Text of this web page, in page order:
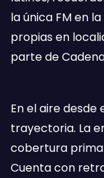
la única FM en
propias en
parte de
En el aire desde
trayectoria. La
cobertura
Cuenta con